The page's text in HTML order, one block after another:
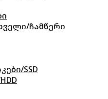
ჩამწერი
SSD